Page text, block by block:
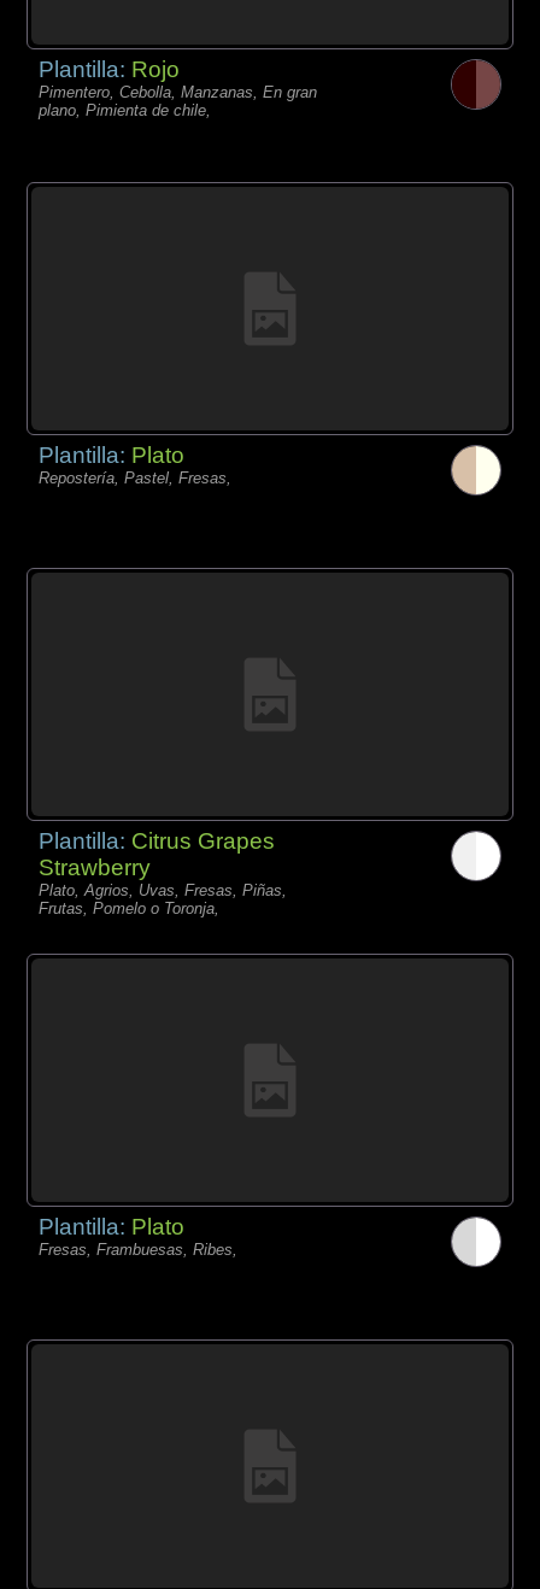
Plantilla: Rojo
Pimentero, Cebolla, Manzanas, En gran
plano, Pimienta de chile,
Plantilla: Plato
Repostería, Pastel, Fresas,
Plantilla: Citrus Grapes
Strawberry
Plato, Agrios, Uvas, Fresas, Piñas,
Frutas, Pomelo o Toronja,
Plantilla: Plato
Fresas, Frambuesas, Ribes,